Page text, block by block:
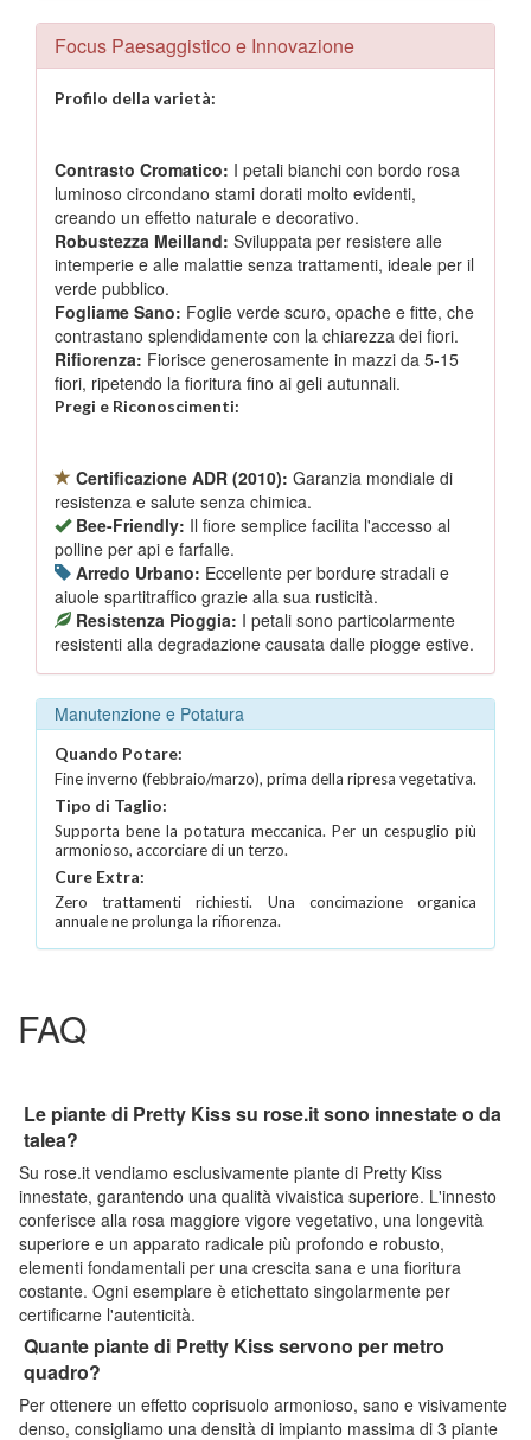
Focus Paesaggistico e Innovazione
Profilo della varietà:
Contrasto Cromatico: I petali bianchi con bordo rosa
luminoso circondano stami dorati molto evidenti,
creando un effetto naturale e decorativo.
Robustezza Meilland: Sviluppata per resistere alle
intemperie e alle malattie senza trattamenti, ideale per il
verde pubblico.
Fogliame Sano: Foglie verde scuro, opache e fitte, che
contrastano splendidamente con la chiarezza dei fiori.
Rifiorenza: Fiorisce generosamente in mazzi da 5-15
fiori, ripetendo la fioritura fino ai geli autunnali.
Pregi e Riconoscimenti:
Certificazione ADR (2010): Garanzia mondiale di
resistenza e salute senza chimica.
Bee-Friendly: Il fiore semplice facilita l'accesso al
polline per api e farfalle.
Arredo Urbano: Eccellente per bordure stradali e
aiuole spartitraffico grazie alla sua rusticità.
Resistenza Pioggia: I petali sono particolarmente
resistenti alla degradazione causata dalle piogge estive.
Manutenzione e Potatura
Quando Potare:
Fine inverno (febbraio/marzo), prima della ripresa vegetativa.
Tipo di Taglio:
Supporta bene la potatura meccanica. Per un cespuglio più
armonioso, accorciare di un terzo.
Cure Extra:
Zero trattamenti richiesti. Una concimazione organica
annuale ne prolunga la rifiorenza.
FAQ
Le piante di Pretty Kiss su rose.it sono innestate o da
talea?
Su rose.it vendiamo esclusivamente piante di Pretty Kiss
innestate, garantendo una qualità vivaistica superiore. L'innesto
conferisce alla rosa maggiore vigore vegetativo, una longevità
superiore e un apparato radicale più profondo e robusto,
elementi fondamentali per una crescita sana e una fioritura
costante. Ogni esemplare è etichettato singolarmente per
certificarne l'autenticità.
Quante piante di Pretty Kiss servono per metro
quadro?
Per ottenere un effetto coprisuolo armonioso, sano e visivamente
denso, consigliamo una densità di impianto massima di 3 piante